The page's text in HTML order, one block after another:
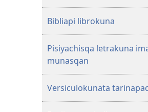
Bibliapi librokuna
Pisiyachisqa letrakuna
munasqan
Versiculokunata